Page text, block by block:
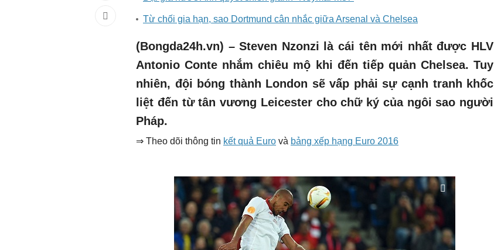
Từ chối gia hạn, sao Dortmund cân nhắc giữa Arsenal và Chelsea
(Bongda24h.vn) – Steven Nzonzi là cái tên mới nhất được HLV
Antonio Conte nhắm chiêu mộ khi đến tiếp quản Chelsea. Tuy
nhiên, đội bóng thành London sẽ vấp phải sự cạnh tranh khốc
liệt đến từ tân vương Leicester cho chữ ký của ngôi sao người
Pháp.
⇒ Theo dõi thông tin kết quả Euro và bảng xếp hạng Euro 2016